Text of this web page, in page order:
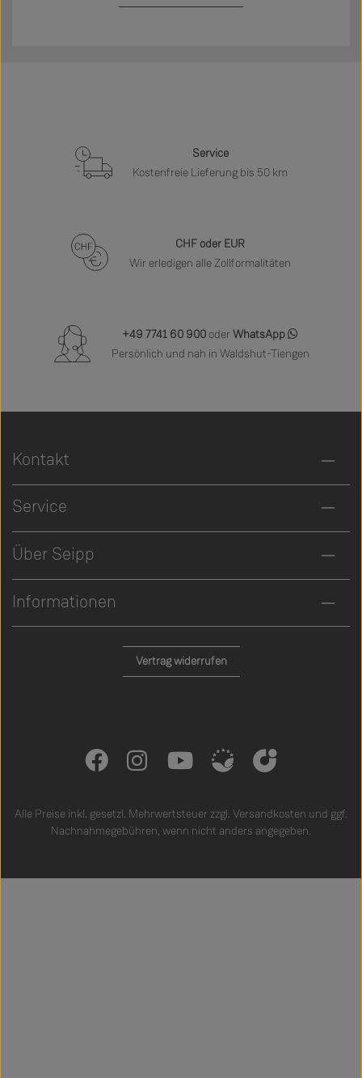
Service
Kostenfreie Lieferung bis 50 km
CHF oder EUR
Wir erledigen alle Zollformalitäten
+49 7741 60 900 oder WhatsApp
Persönlich und nah in Waldshut-Tiengen
Kontakt
Service
Über Seipp
Informationen
Vertrag widerrufen
Alle Preise inkl. gesetzl. Mehrwertsteuer zzgl. Versandkosten und ggf.
Nachnahmegebühren, wenn nicht anders angegeben.